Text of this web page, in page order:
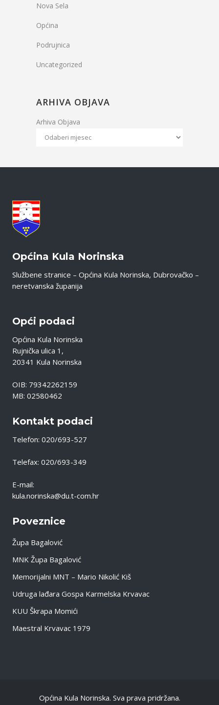
Nova Sela
Općina
Podrujnica
Uncategorized
ARHIVA OBJAVA
Arhiva Objava
Općina Kula Norinska
Službene stranice – Općina Kula Norinska, Dubrovačko –
neretvanska županija
Opći podaci
Općina Kula Norinska
Rujnička ulica 1,
20341 Kula Norinska
OIB: 79342262159
MB: 02580462
Kontakt podaci
Telefon: 020/693-527
Telefax: 020/693-349
E-mail:
kula.norinska@du.t-com.hr
Poveznice
Župa Bagalović
MNK Župa Bagalović
Memorijalni MNT – Mario Nikolić Kiš
Udruga lađara Gospa Karmelska Krvavac
KUU Škrapa Momići
Maestral Krvavac 1979
Općina Kula Norinska. Sva prava pridržana.